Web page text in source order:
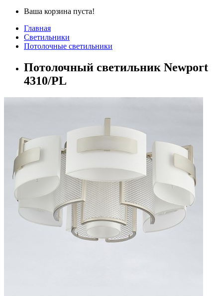
Ваша корзина пуста!
Главная
Светильники
Потолочные светильники
Потолочный светильник Newport
4310/PL